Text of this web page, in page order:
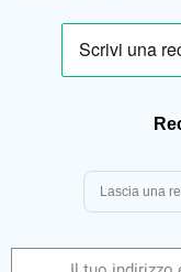
Lascia una